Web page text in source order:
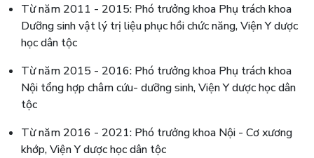
Từ năm 2011 - 2015: Phó trưởng khoa Phụ trách khoa
Dưỡng sinh vật lý trị liệu phục hồi chức năng, Viện Y dược
học dân tộc
Từ năm 2015 - 2016: Phó trưởng khoa Phụ trách khoa
Nội tổng hợp châm cứu- dưỡng sinh, Viện Y dược học dân
tộc
Từ năm 2016 - 2021: Phó trưởng khoa Nội - Cơ xương
khớp, Viện Y dược học dân tộc